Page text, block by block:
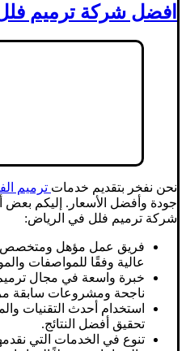
افضل شركة ترميم
نحن نفخر بتقديم خدمات ترميم
جودة وأفضل الأسعار. إليكم بعض
شركة ترميم فلل في الرياض:
فريق عمل مؤهل ومتخصص
عالية وفقًا للمواصفات
خبرة واسعة في مجال ترميم
ناجحة ومشروعات سابقة
استخدام أحدث التقنيات
تحقيق أفضل النتائج.
تنوع في الخدمات التي